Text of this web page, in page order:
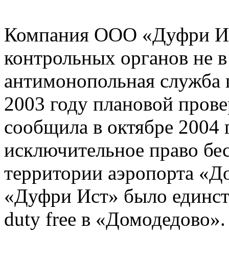
Компания ООО «Дуфри
контрольных органов не
антимонопольная служба
2003 году плановой
сообщила в октябре
исключительное право
территории аэропорта
«Дуфри Ист» было
duty free в «Домодедово».